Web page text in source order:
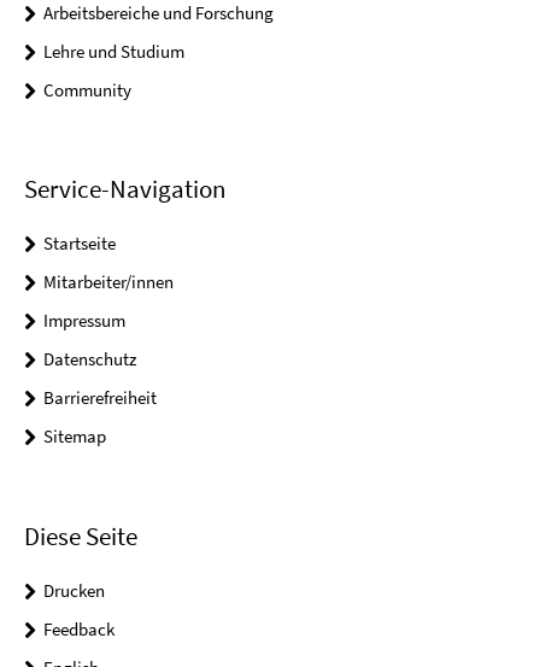
Arbeitsbereiche und Forschung
Lehre und Studium
Community
Service-Navigation
Startseite
Mitarbeiter/innen
Impressum
Datenschutz
Barrierefreiheit
Sitemap
Diese Seite
Drucken
Feedback